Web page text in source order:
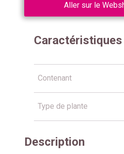
Aller sur le
Caractéristiques
Contenant
Type de plante
Description